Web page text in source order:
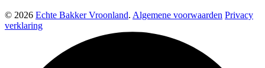
© 2026 Echte Bakker Vroonland. Algemene voorwaarden Privacy
verklaring